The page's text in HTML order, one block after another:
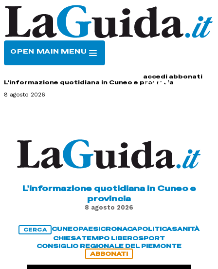
OPEN MAIN MENU
accedi abbonati
L'informazione quotidiana in Cuneo e provincia
8 agosto 2026
L'informazione quotidiana in Cuneo e
provincia
8 agosto 2026
CERCA CUNEOPAESICRONACAPOLITICASANITÀ
CHIESATEMPO LIBEROSPORT
CONSIGLIO REGIONALE DEL PIEMONTE
ABBONATI